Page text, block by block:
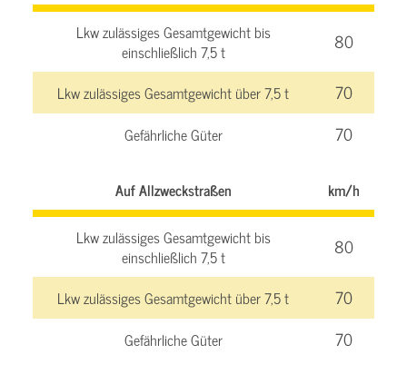
Lkw zulässiges Gesamtgewicht bis
einschließlich 7,5 t
80
Lkw zulässiges Gesamtgewicht über 7,5 t 70
Gefährliche Güter 70
Auf Allzweckstraßen
km/h
Lkw zulässiges Gesamtgewicht bis
einschließlich 7,5 t
80
Lkw zulässiges Gesamtgewicht über 7,5 t 70
Gefährliche Güter 70